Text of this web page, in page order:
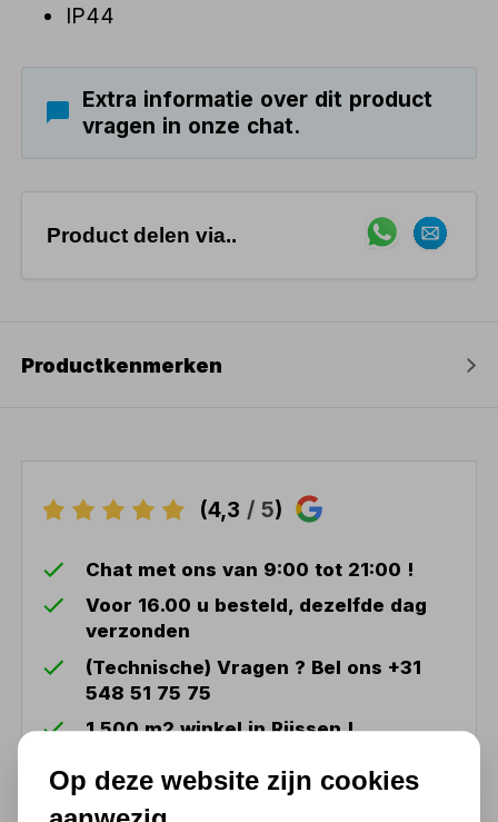
IP44
Extra informatie over dit product
vragen in onze chat.
Product delen via..
Productkenmerken
(4,3 / 5)
Chat met ons van 9:00 tot 21:00 !
Voor 16.00 u besteld, dezelfde dag
verzonden
(Technische) Vragen ? Bel ons +31
548 51 75 75
1.500 m2 winkel in Rijssen !
Op deze website zijn cookies